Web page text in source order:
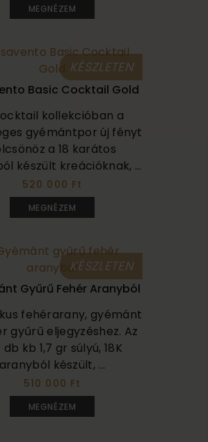
MEGNÉZEM
KÉSZLETEN
Basic Cocktail Gold
kollekcióban a
gyémántpor új fényt
a 18 karátos
készült kreációknak, ...
520 000 Ft
MEGNÉZEM
KÉSZLETEN
Gyűrű Fehér Aranyból
fehérarany, gyémánt
gyűrű eljegyzéshez. Az
db kb 1,7 gr súlyú, 18K
aranyból készült, ...
510 000 Ft
MEGNÉZEM